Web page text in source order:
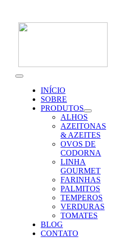
content
Toggle
NavigationINÍCIO
SOBRE
PRODUTOS
ALHOS
AZEITONAS
& AZEITES
OVOS DE
CODORNA
LINHA
GOURMET
FARINHAS
PALMITOS
TEMPEROS
VERDURAS
TOMATES
BLOG
CONTATO